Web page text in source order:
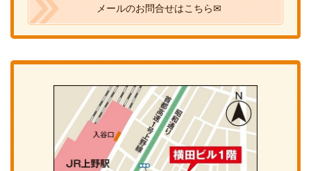
メールのお問合せはこちら✉